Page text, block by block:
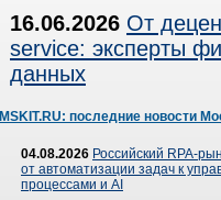
16.06.2026 От
service: эксперты
данных
MSKIT.RU: последние новости
04.08.2026 Российский RPA-
от автоматизации задач к
процессами и AI